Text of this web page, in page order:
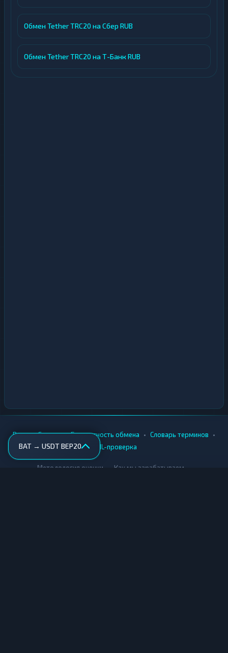
Обмен Tether TRC20 на Сбер RUB
Обмен Tether TRC20 на Т-Банк RUB
BAT → USDT BEP20
Вики • Города • Безопасность обмена • Словарь терминов •
AML-проверка
Методология оценки Как мы зарабатываем